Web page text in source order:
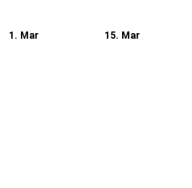
1. Mar 15. Mar